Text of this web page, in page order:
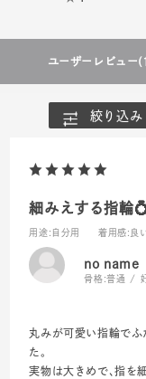
ユーザーレビュー
絞り込み
細みえする指輪
用途 :自分用 着用感 :良
no name
骨格:普通
丸みが可愛い指輪で
た。
実物は大きめで､指を